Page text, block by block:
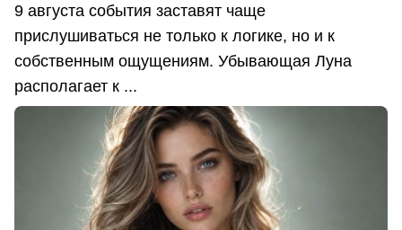
9 августа события заставят чаще
прислушиваться не только к логике, но и к
собственным ощущениям. Убывающая Луна
располагает к ...